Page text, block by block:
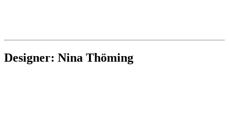
Designer: Nina Thöming